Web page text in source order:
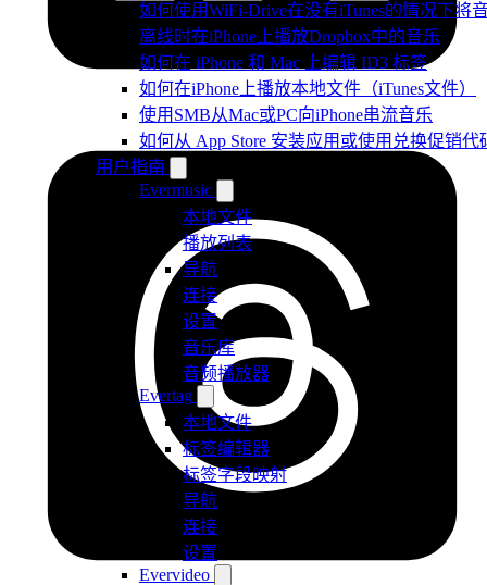
如何使用WiFi-Drive在没有iTunes的情况下将
离线时在iPhone上播放Dropbox中的音乐
如何在 iPhone 和 Mac 上编辑 ID3 标签
如何在iPhone上播放本地文件（iTunes文件）
使用SMB从Mac或PC向iPhone串流音乐
如何从 App Store 安装应用或使用兑换促销
用户指南
Evermusic
本地文件
播放列表
导航
连接
设置
音乐库
音频播放器
Evertag
本地文件
标签编辑器
标签字段映射
导航
连接
设置
Evervideo